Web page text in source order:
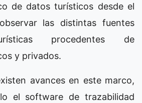
de datos turísticos desde el
las distintas fuentes
procedentes de
y privados.
avances en este marco,
el software de trazabilidad